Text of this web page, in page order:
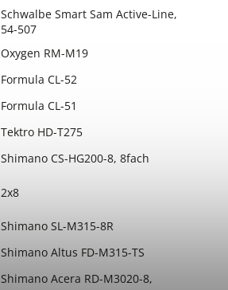
Schwalbe Smart Sam Active-Line,
54-507
Oxygen RM-M19
Formula CL-52
Formula CL-51
Tektro HD-T275
Shimano CS-HG200-8, 8fach
2x8
Shimano SL-M315-8R
Shimano Altus FD-M315-TS
Shimano Acera RD-M3020-8,